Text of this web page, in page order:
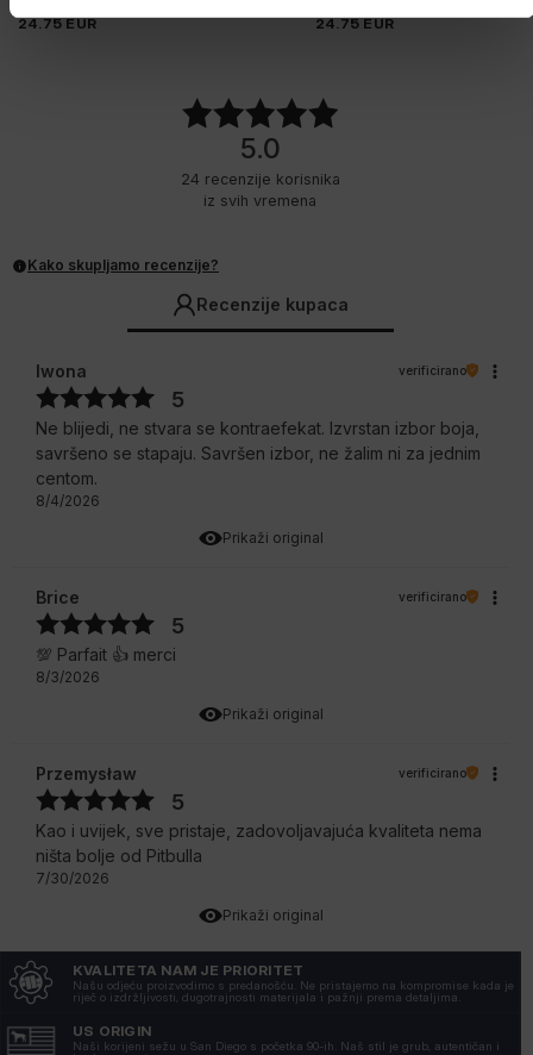
24.75 EUR
24.75 EUR
5.0
24 recenzije korisnika
iz svih vremena
Kako skupljamo recenzije?
Recenzije kupaca
Prikaži original
Iwona verificirano
5
Ne blijedi, ne stvara se kontraefekat. Izvrstan izbor boja,
savršeno se stapaju. Savršen izbor, ne žalim ni za jednim
centom.
8/4/2026
Prikaži original
Brice verificirano
5
💯 Parfait 👍 merci
8/3/2026
Prikaži original
Przemysław verificirano
5
Kao i uvijek, sve pristaje, zadovoljavajuća kvaliteta nema
ništa bolje od Pitbulla
7/30/2026
Marzena
5
Nisam primijetio nikakve izbočene niti. Savršeno za
KVALITETA NAM JE PRIORITET
Našu odjeću proizvodimo s predanošću. Ne pristajemo na kompromise kada je
riječ o izdržljivosti, dugotrajnosti materijala i pažnji prema detaljima.
US ORIGIN
Naši korijeni sežu u San Diego s početka 90-ih. Naš stil je grub, autentičan i